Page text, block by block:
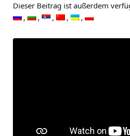
Dieser Beitrag ist außerdem